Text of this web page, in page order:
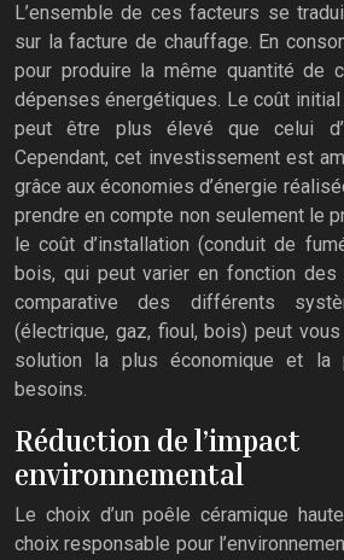
L’ensemble de ces facteurs se
sur la facture de chauffage. En
pour produire la même quantité de
dépenses énergétiques. Le coût initial
peut être plus élevé que celui
Cependant, cet investissement est
grâce aux économies d’énergie
prendre en compte non seulement le
le coût d’installation (conduit de
bois, qui peut varier en fonction des
comparative des différents
(électrique, gaz, fioul, bois) peut
solution la plus économique et la
besoins.
Réduction de l’impact
environnemental
Le choix d’un poêle céramique
choix responsable pour